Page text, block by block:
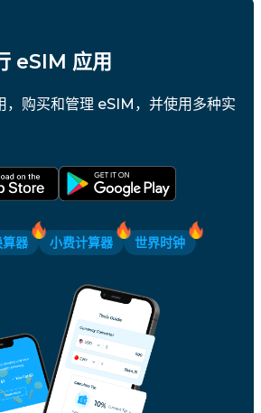
eSIM 应用
购买和管理 eSIM，并使用多种实
算器 小费计算器 世界时钟